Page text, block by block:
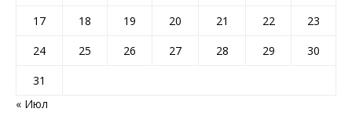
17
18 19 20 21 22
23
24
25 26 27 28 29
30
31
« Июл